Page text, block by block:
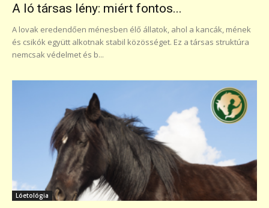
A ló társas lény: miért fontos...
A lovak eredendően ménesben élő állatok, ahol a kancák, mének
és csikók együtt alkotnak stabil közösséget. Ez a társas struktúra
nemcsak védelmet és b...
Lóetológia